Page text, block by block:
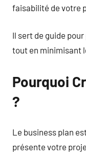
faisabilité de votre
Il sert de guide
tout en minimisant
Pourquoi
?
Le business plan
présente votre